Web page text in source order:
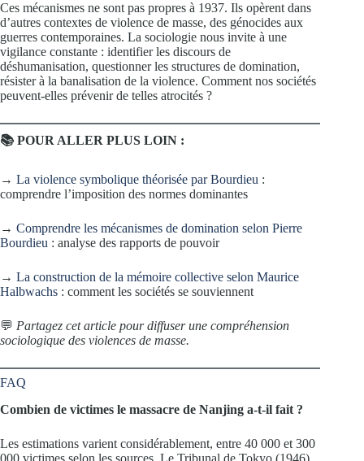
Ces mécanismes ne sont pas propres à 1937. Ils opèrent dans
d’autres contextes de violence de masse, des génocides aux
guerres contemporaines. La sociologie nous invite à une
vigilance constante : identifier les discours de
déshumanisation, questionner les structures de domination,
résister à la banalisation de la violence. Comment nos sociétés
peuvent-elles prévenir de telles atrocités ?
📚 POUR ALLER PLUS LOIN :
→ La violence symbolique théorisée par Bourdieu :
comprendre l’imposition des normes dominantes
→ Comprendre les mécanismes de domination selon Pierre
Bourdieu : analyse des rapports de pouvoir
→ La construction de la mémoire collective selon Maurice
Halbwachs : comment les sociétés se souviennent
💬 Partagez cet article pour diffuser une compréhension
sociologique des violences de masse.
FAQ
Combien de victimes le massacre de Nanjing a-t-il fait ?
Les estimations varient considérablement, entre 40 000 et 300
000 victimes selon les sources. Le Tribunal de Tokyo (1946)